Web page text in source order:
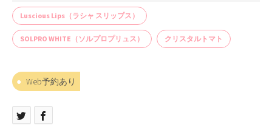
Luscious Lips（ラシャ スリップス）
SOLPRO WHITE（ソルプロプリュス） クリスタルトマト
Web予約あり